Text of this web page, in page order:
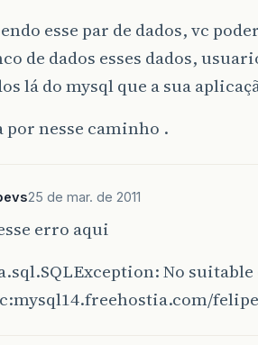
esse par de dados, vc
de dados esses dados,
lá do mysql que a sua
nesse caminho .
25 de mar. de 2011
erro aqui
No